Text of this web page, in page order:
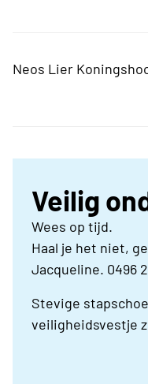
Neos Lier
Veilig
Wees op tijd.
Haal je het niet,
Jacqueline. 0496
Stevige
veiligheidsvestje